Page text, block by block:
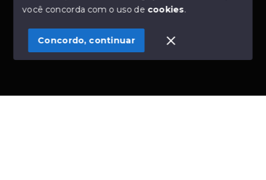
Olá! Estamos disponíveis para te ajudar.
- CRECI 42643f | 136.004f Perito Avaliador CNAI 37357
SITE PARA IMOBILIARIA
você concorda com o uso de cookies.
Concordo, continuar